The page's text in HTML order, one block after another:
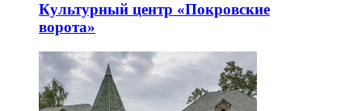
Культурный центр «Покровские
ворота»